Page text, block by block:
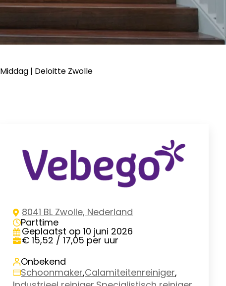
| Deloitte Zwolle
8041 BL Zwolle, Nederland
Parttime
Geplaatst op 10 juni 2026
€ 15,52 / 17,05 per uur
Onbekend
Schoonmaker,Calamiteitenreiniger,